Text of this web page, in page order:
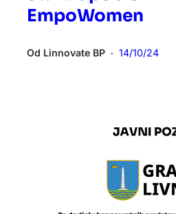
EmpoWomen
Od Linnovate BP • 14/10/24